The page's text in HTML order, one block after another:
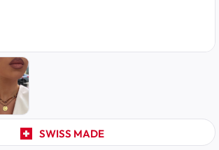
SWISS MADE